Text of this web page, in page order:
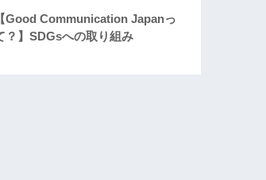
【Good Communication Japanっ
？】SDGsへの取り組み